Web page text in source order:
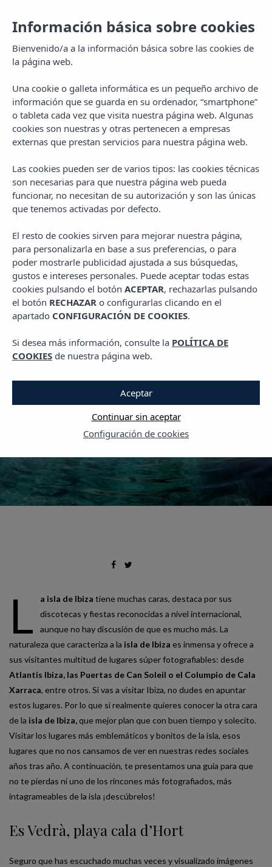
MENU
PLANES EN IBIZA TRAVEL
Visitar Ibiza: estos son los
6 rincones más
instagrameables de la
isla
16 OCTUBRE, 2022
L a isla de Ibiza tiene muchas caras, destaca por sus
discotecas y fiestas reconocidas a nivel internacional,
aunque no hay discusión de que es mucho más. La
naturaleza que caracteriza a la isla de Ibiza es inmensa y ofrece a
sus visitantes multitud de lugares súper fotografiables: desde
Atlantis Ibiza, las Puertas de Can Soleil o el Columpio de Cala
Xarraca, entre otros. Si vas a visitar Ibiza, no dudes en apuntar
estos lugares. Por lo que sí realmente quieres conocer la otra cara
de la isla de Ibiza,que mejor plan que con buen tiempo y solecito.
Visitar los lugares más emblemáticos y bonitos de la isla, esos
lugares que no nos cansamos de ver en nuestras redes sociales
años tras año. A continuación, te presentamos una guía para que
no te pierdas ni uno de los rincones más fotografiados, más
intagrameables de la isla ¡descúbrelos!
Es Vedrà, playa cala d’Hort
Seguro que has escuchado muchas veces y visualizado imágenes
Información básica sobre cookies
Bienvenido/a a la información básica sobre las cookies de
la página web.
Una cookie o galleta informática es un pequeño archivo de
información que se guarda en su ordenador, “smartphone”
o tableta cada vez que visita nuestra página web. Algunas
cookies son nuestras y otras pertenecen a empresas
externas que prestan servicios para nuestra página web.
Las cookies pueden ser de varios tipos: las cookies técnicas
son necesarias para que nuestra página web pueda
funcionar, no necesitan de su autorización y son las únicas
que tenemos activadas por defecto.
El resto de cookies sirven para mejorar nuestra página,
para personalizarla en base a sus preferencias, o para
poder mostrarle publicidad ajustada a sus búsquedas,
gustos e intereses personales. Puede aceptar todas estas
cookies pulsando el botón ACEPTAR, rechazarlas pulsando
el botón RECHAZAR o configurarlas clicando en el
apartado CONFIGURACIÓN DE COOKIES.
Si desea más información, consulte la POLÍTICA DE
COOKIES de nuestra página web.
Configuración de cookies
Continuar sin aceptar
Aceptar